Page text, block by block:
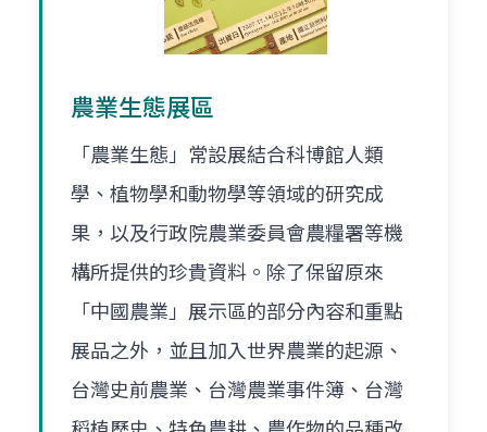
農業生態展區
「農業生態」常設展結合科博館人類
學、植物學和動物學等領域的研究成
果，以及行政院農業委員會農糧署等機
構所提供的珍貴資料。除了保留原來
「中國農業」展示區的部分內容和重點
展品之外，並且加入世界農業的起源、
台灣史前農業、台灣農業事件簿、台灣